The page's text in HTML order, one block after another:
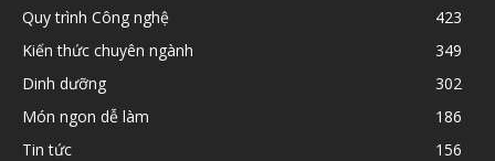
Quy trình Công nghệ
423
Kiến thức chuyên ngành
349
Dinh dưỡng
302
Món ngon dễ làm
186
Tin tức
156